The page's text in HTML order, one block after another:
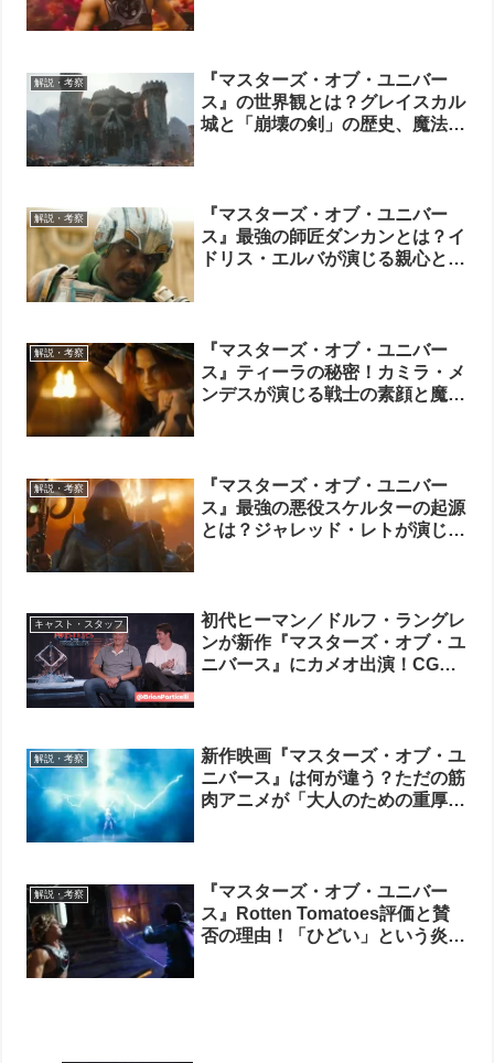
解説・考察
『マスターズ・オブ・ユニバー
ス』の世界観とは？グレイスカル
城と「崩壊の剣」の歴史、魔法と
解説・考察
『マスターズ・オブ・ユニバー
ス』最強の師匠ダンカンとは？イ
ドリス・エルバが演じる親心と本
解説・考察
『マスターズ・オブ・ユニバー
ス』ティーラの秘密！カミラ・メ
ンデスが演じる戦士の素顔と魔法
解説・考察
『マスターズ・オブ・ユニバー
ス』最強の悪役スケルターの起源
とは？ジャレッド・レトが演じた
キャスト・スタッフ
初代ヒーマン／ドルフ・ラングレ
ンが新作『マスターズ・オブ・ユ
ニバース』にカメオ出演！CGな
解説・考察
新作映画『マスターズ・オブ・ユ
ニバース』は何が違う？ただの筋
肉アニメが「大人のための重厚な
解説・考察
『マスターズ・オブ・ユニバー
ス』Rotten Tomatoes評価と賛
否の理由！「ひどい」という炎上